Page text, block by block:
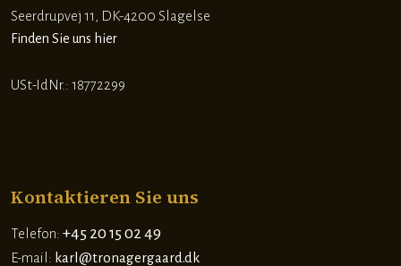
​Seerdrupvej 11, DK-4200 Slagelse
Finden Sie uns hier
​USt-IdNr.: 18772299
Kontaktieren Sie uns
Telefon:+45 20 15 02 49
E-mail: karl@tronagergaard.dk